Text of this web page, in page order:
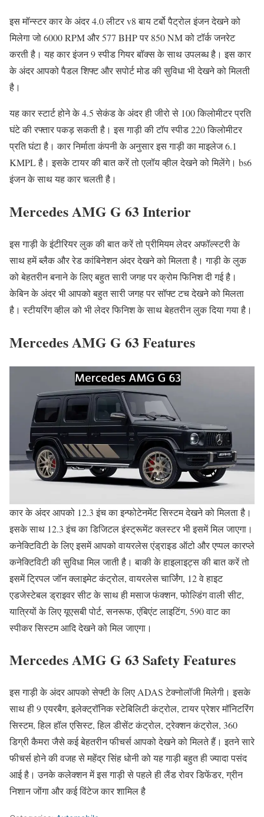
इस मॉन्स्टर कार के अंदर 4.0 लीटर v8 बाय टर्बो पैट्रोल इंजन देखने को
मिलेगा जो 6000 RPM और 577 BHP पर 850 NM को टॉर्क जनरेट
करती है। यह कार इंजन 9 स्पीड गियर बॉक्स के साथ उपलब्ध है। इस कार
के अंदर आपको पैडल शिफ्ट और सपोर्ट मोड की सुविधा भी देखने को मिलती
है।
यह कार स्टार्ट होने के 4.5 सेकंड के अंदर ही जीरो से 100 किलोमीटर प्रति
घंटे की रफ्तार पकड़ सकती है। इस गाड़ी की टॉप स्पीड 220 किलोमीटर
प्रति घंटा है। कार निर्माता कंपनी के अनुसार इस गाड़ी का माइलेज 6.1
KMPL है। इसके टायर की बात करें तो एलॉय व्हील देखने को मिलेंगे। bs6
इंजन के साथ यह कार चलती है।
Mercedes AMG G 63 Interior
इस गाड़ी के इंटीरियर लुक की बात करें तो प्रीमियम लेदर अफॉल्स्टरी के
साथ हमें ब्लैक और रेड कांबिनेशन अंदर देखने को मिलता है। गाड़ी के लुक
को बेहतरीन बनाने के लिए बहुत सारी जगह पर क्रोम फिनिश दी गई है।
केबिन के अंदर भी आपको बहुत सारी जगह पर सॉफ्ट टच देखने को मिलता
है। स्टीयरिंग व्हील को भी लेदर फिनिश के साथ बेहतरीन लुक दिया गया है।
Mercedes AMG G 63 Features
कार के अंदर आपको 12.3 इंच का इन्फोटेनमेंट सिस्टम देखने को मिलता है।
इसके साथ 12.3 इंच का डिजिटल इंस्ट्रूमेंट क्लस्टर भी इसमें मिल जाएगा।
कनेक्टिविटी के लिए इसमें आपको वायरलेस एंड्राइड ऑटो और एप्पल कारप्ले
कनेक्टिविटी की सुविधा मिल जाती है। बाकी के हाइलाइट्स की बात करें तो
इसमें ट्रिपल जॉन क्लाइमेट कंट्रोल, वायरलेस चार्जिंग, 12 वे हाइट
एडजेस्टेबल ड्राइवर सीट के साथ ही मसाज फंक्शन, फोल्डिंग वाली सीट,
यात्रियों के लिए यूएसबी पोर्ट, सनरूफ, एंबिएंट लाइटिंग, 590 वाट का
स्पीकर सिस्टम आदि देखने को मिल जाएगा।
Mercedes AMG G 63 Safety Features
इस गाड़ी के अंदर आपको सेफ्टी के लिए ADAS टेक्नोलॉजी मिलेगी। इसके
साथ ही 9 एयरबैग, इलेक्ट्रॉनिक स्टेबिलिटी कंट्रोल, टायर प्रेशर मॉनिटरिंग
सिस्टम, हिल हॉल एसिस्ट, हिल डीसेंट कंट्रोल, ट्रेक्शन कंट्रोल, 360
डिग्री कैमरा जैसे कई बेहतरीन फीचर्स आपको देखने को मिलते हैं। इतने सारे
फीचर्स होने की वजह से महेंद्र सिंह धोनी को यह गाड़ी बहुत ही ज्यादा पसंद
आई है। उनके कलेक्शन में इस गाड़ी से पहले ही लैंड रोवर डिफेंडर, ग्रीन
निशान जोंगा और कई विंटेज कार शामिल है